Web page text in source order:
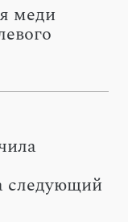
меди
следующий